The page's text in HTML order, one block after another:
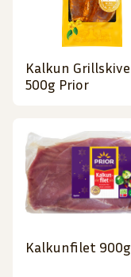
Kalkun
500g Prior
Kalkunfilet 900g